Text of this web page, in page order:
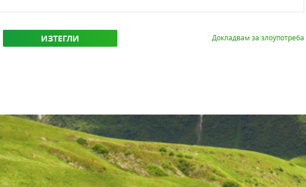
ИЗТЕГЛИ Докладвам за злоупотреба